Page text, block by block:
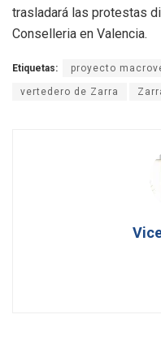
trasladará las protestas
Conselleria en Valencia.
Etiquetas: proyecto
vertedero de Zarra